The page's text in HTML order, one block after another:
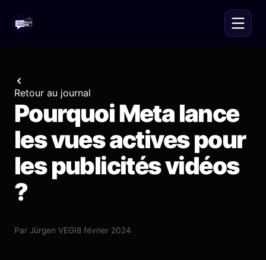
Retour au journal
Pourquoi Meta lance
les vues actives pour
les publicités vidéos
?
Par Jürgen VEGI8 février 2024